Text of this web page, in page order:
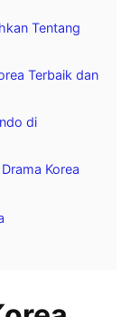
Tentang
Terbaik dan
di
Korea